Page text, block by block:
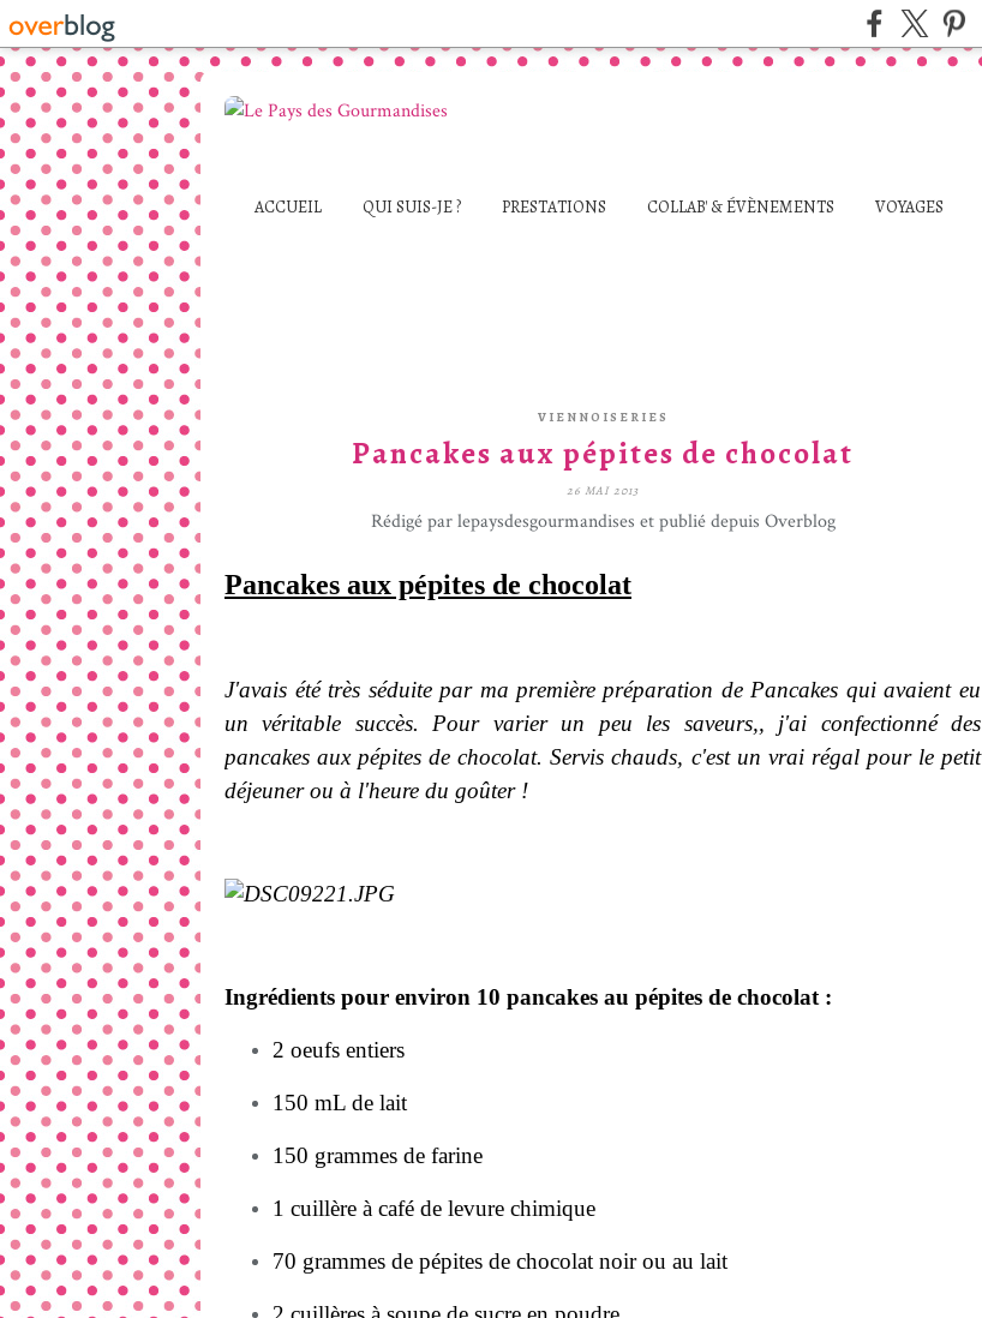
ACCUEIL QUI SUIS-JE ? PRESTATIONS COLLAB' & ÉVÈNEMENTS VOYAGES
VIENNOISERIES
Pancakes aux pépites de chocolat
26 MAI 2013
Rédigé par lepaysdesgourmandises et publié depuis Overblog
Pancakes aux pépites de chocolat
J'avais été très séduite par ma première préparation de Pancakes qui avaient eu
un véritable succès. Pour varier un peu les saveurs,, j'ai confectionné des
pancakes aux pépites de chocolat. Servis chauds, c'est un vrai régal pour le petit
déjeuner ou à l'heure du goûter !
Ingrédients pour environ 10 pancakes au pépites de chocolat :
2 oeufs entiers
150 mL de lait
150 grammes de farine
1 cuillère à café de levure chimique
70 grammes de pépites de chocolat noir ou au lait